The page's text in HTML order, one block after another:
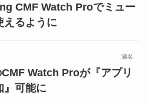
CMF Watch Proでミュー
えるように
瀬名
Watch Proが『アプリ
』可能に